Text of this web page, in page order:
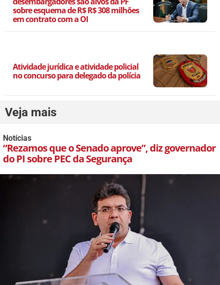
sobre esquema de R$ R$ 308 milhões
em contrato com a OI
Atividade jurídica e atividade policial
no concurso para delegado da polícia
Veja mais
Notícias
“Rezamos que o Senado aprove”, diz governador
do PI sobre PEC da Segurança